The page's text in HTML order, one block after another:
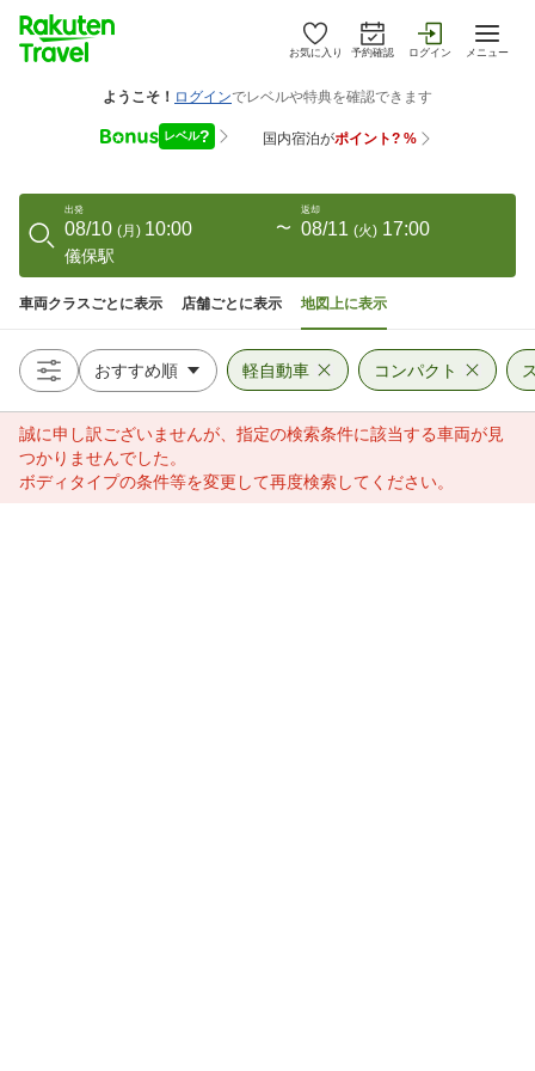
お気に入り 予約確認 ログイン メニュー
出発
08/10 (月) 10:00 〜
返却
08/11 (火) 17:00
儀保駅
車両クラスごとに表示 店舗ごとに表示 地図上に表示
軽自動車 コンパクト
誠に申し訳ございませんが、指定の検索条件に該当する車両が見
つかりませんでした。
ボディタイプの条件等を変更して再度検索してください。